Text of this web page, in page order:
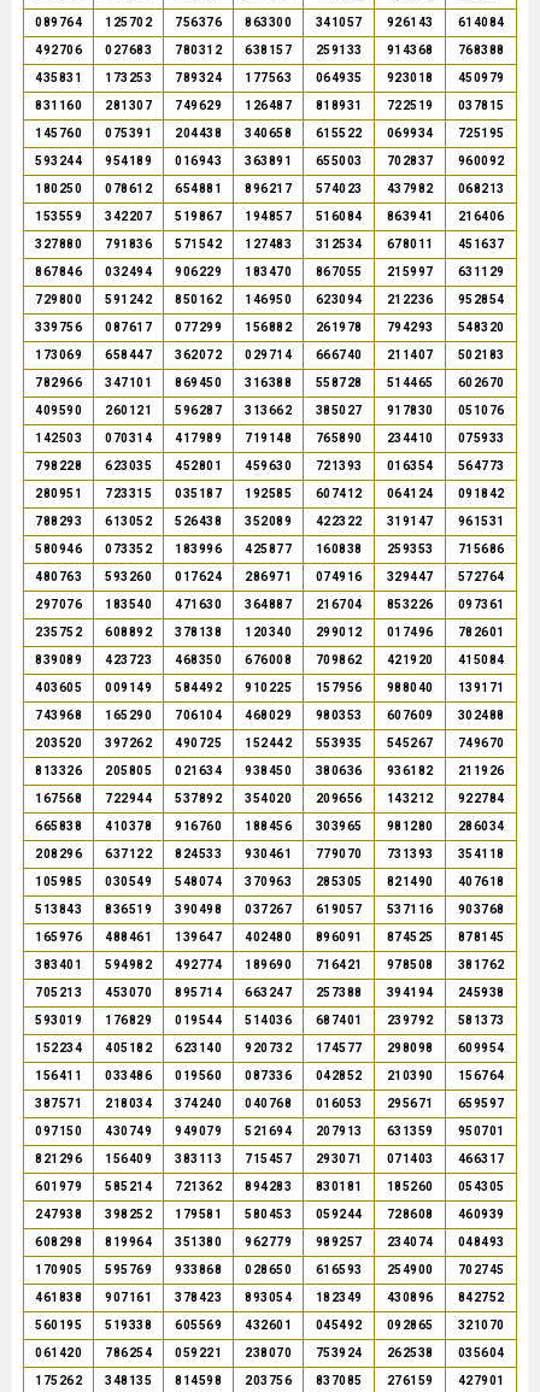
089764 125702 756376 863300 341057 926143 614084
492706 027683 780312 638157 259133 914368 768388
435831 173253 789324 177563 064935 923018 450979
831160 281307 749629 126487 818931 722519 037815
145760 075391 204438 340658 615522 069934 725195
593244 954189 016943 363891 655003 702837 960092
180250 078612 654881 896217 574023 437982 068213
153559 342207 519867 194857 516084 863941 216406
327880 791836 571542 127483 312534 678011 451637
867846 032494 906229 183470 867055 215997 631129
729800 591242 850162 146950 623094 212236 952854
339756 087617 077299 156882 261978 794293 548320
173069 658447 362072 029714 666740 211407 502183
782966 347101 869450 316388 558728 514465 602670
409590 260121 596287 313662 385027 917830 051076
142503 070314 417989 719148 765890 234410 075933
798228 623035 452801 459630 721393 016354 564773
280951 723315 035187 192585 607412 064124 091842
788293 613052 526438 352089 422322 319147 961531
580946 073352 183996 425877 160838 259353 715686
480763 593260 017624 286971 074916 329447 572764
297076 183540 471630 364887 216704 853226 097361
235752 608892 378138 120340 299012 017496 782601
839089 423723 468350 676008 709862 421920 415084
403605 009149 584492 910225 157956 988040 139171
743968 165290 706104 468029 980353 607609 302488
203520 397262 490725 152442 553935 545267 749670
813326 205805 021634 938450 380636 936182 211926
167568 722944 537892 354020 209656 143212 922784
665838 410378 916760 188456 303965 981280 286034
208296 637122 824533 930461 779070 731393 354118
105985 030549 548074 370963 285305 821490 407618
513843 836519 390498 037267 619057 537116 903768
165976 488461 139647 402480 896091 874525 878145
383401 594982 492774 189690 716421 978508 381762
705213 453070 895714 663247 257388 394194 245938
593019 176829 019544 514036 687401 239792 581373
152234 405182 623140 920732 174577 298098 609954
156411 033486 019560 087336 042852 210390 156764
387571 218034 374240 040768 016053 295671 659597
097150 430749 949079 521694 207913 631359 950701
821296 156409 383113 715457 293071 071403 466317
601979 585214 721362 894283 830181 185260 054305
247938 398252 179581 580453 059244 728608 460939
608298 819964 351380 962779 989257 234074 048493
170905 595769 933868 028650 616593 254900 702745
461838 907161 378423 893054 182349 430896 842752
560195 519338 605569 432601 045492 092865 321070
061420 786254 059221 238070 753924 262538 035604
175262 348135 814598 203756 837085 276159 427901